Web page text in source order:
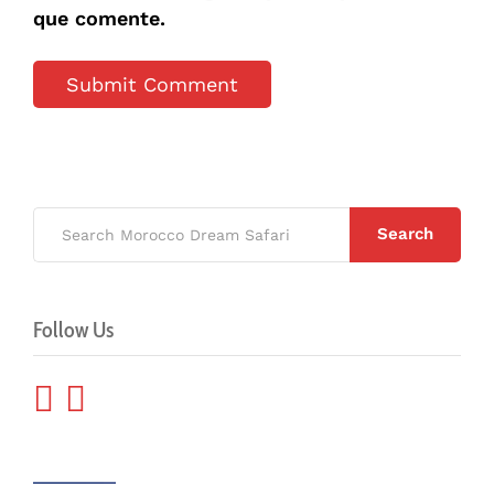
que comente.
Search
Follow Us